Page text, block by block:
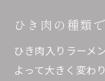
ラーメンに
その秘密に
ひき肉
ひき肉の種類
ひき肉入りラーメ
よって大きく変わ